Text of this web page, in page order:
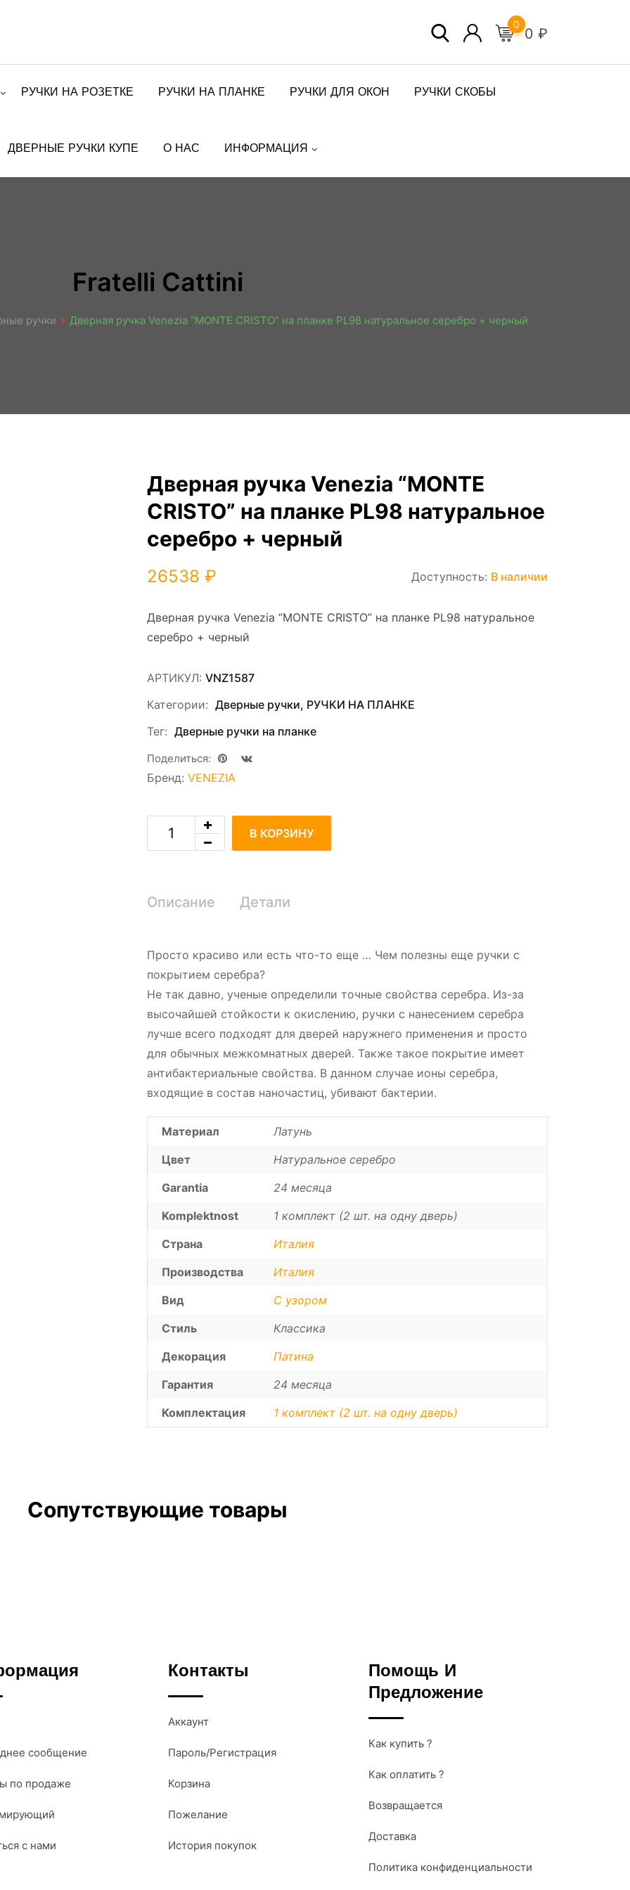
0 ₽
0
РУЧКИ НА РОЗЕТКЕ РУЧКИ НА ПЛАНКЕ РУЧКИ ДЛЯ ОКОН РУЧКИ СКОБЫ
ДВЕРНЫЕ РУЧКИ КУПЕ О НАС ИНФОРМАЦИЯ
Fratelli Cattini
ручки Дверная ручка Venezia “MONTE CRISTO” на планке PL98 натуральное серебро + черный
Дверная ручка Venezia “MONTE
CRISTO” на планке PL98 натуральное
серебро + черный
26538 ₽ Доступность: В наличии
Дверная ручка Venezia “MONTE CRISTO” на планке PL98 натуральное
серебро + черный
АРТИКУЛ: VNZ1587
Категории: Дверные ручки, РУЧКИ НА ПЛАНКЕ
Тег: Дверные ручки на планке
Поделиться:
Бренд: VENEZIA
В КОРЗИНУ
Описание Детали
Просто красиво или есть что-то еще … Чем полезны еще ручки с
покрытием серебра?
Не так давно, ученые определили точные свойства серебра. Из-за
высочайшей стойкости к окислению, ручки с нанесением серебра
лучше всего подходят для дверей наружнего применения и просто
для обычных межкомнатных дверей. Также такое покрытие имеет
антибактериальные свойства. В данном случае ионы серебра,
входящие в состав наночастиц, убивают бактерии.
Материал
Латунь
Цвет
Натуральное серебро
Garantia
24 месяца
Komplektnost
1 комплект (2 шт. на одну дверь)
Страна
Италия
Производства
Италия
Вид
С узором
Стиль
Классика
Декорация
Патина
Гарантия
24 месяца
Комплектация
1 комплект (2 шт. на одну дверь)
Сопутствующие товары
сообщение
по продаже
с нами
Контакты
Аккаунт
Пароль/Регистрация
Корзина
Пожелание
История покупок
Помощь И
Предложение
Как купить ?
Как оплатить ?
Возвращается
Доставка
Политика конфиденциальности